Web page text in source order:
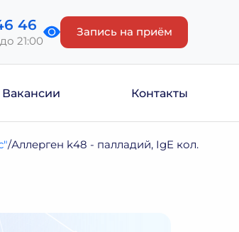
46
21:00
Запись на приём
Вакансии Контакты
Аллерген k48 - палладий, IgE кол.